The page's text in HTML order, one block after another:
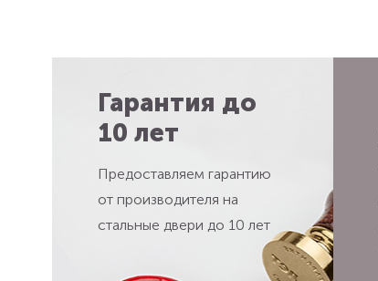
Гарантия до
10 лет
Предоставляем гарантию
от производителя на
стальные двери до 10 лет